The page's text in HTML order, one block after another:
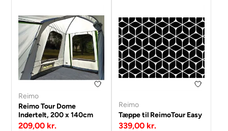
Reimo
Reimo Tour Dome
Indertelt, 200 x 140cm
209,00 kr.
Reimo
Tæppe til ReimoTour Easy
339,00 kr.